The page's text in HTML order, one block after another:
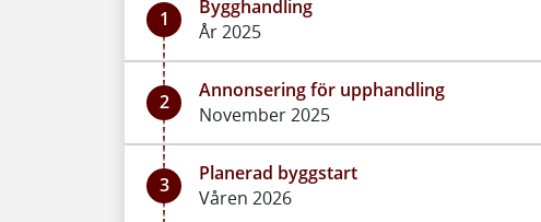
1
Bygghandling
År 2025
2
Annonsering för upphandling
November 2025
3
Planerad byggstart
Våren 2026